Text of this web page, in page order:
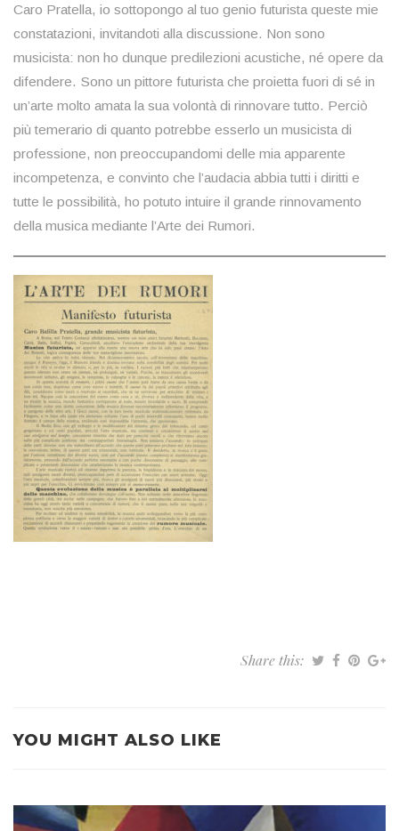
Caro Pratella, io sottopongo al tuo genio futurista queste mie
constatazioni, invitandoti alla discussione. Non sono
musicista: non ho dunque predilezioni acustiche, né opere da
difendere. Sono un pittore futurista che proietta fuori di sé in
un’arte molto amata la sua volontà di rinnovare tutto. Perciò
più temerario di quanto potrebbe esserlo un musicista di
professione, non preoccupandomi delle mia apparente
incompetenza, e convinto che l’audacia abbia tutti i diritti e
tutte le possibilità, ho potuto intuire il grande rinnovamento
della musica mediante l’Arte dei Rumori.
Share this:
YOU MIGHT ALSO LIKE